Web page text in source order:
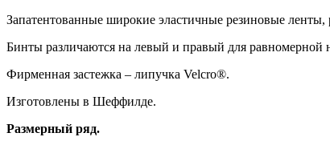
Запатентованные широкие эластичные резиновые ленты,
Бинты различаются на левый и правый для равномерной
Фирменная застежка – липучка Velcro®.
Изготовлены в Шеффилде.
Размерный ряд.